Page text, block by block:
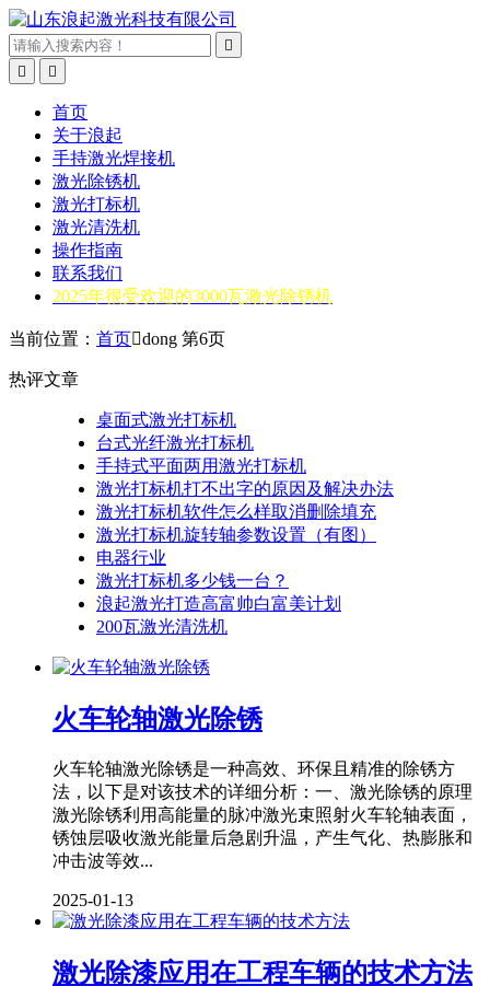



首页
关于浪起
手持激光焊接机
激光除锈机
激光打标机
激光清洗机
操作指南
联系我们
2025年很受欢迎的3000瓦激光除锈机
当前位置： 首页dong 第6页
热评文章
桌面式激光打标机
台式光纤激光打标机
手持式平面两用激光打标机
激光打标机打不出字的原因及解决办法
激光打标机软件怎么样取消删除填充
激光打标机旋转轴参数设置（有图）
电器行业
激光打标机多少钱一台？
浪起激光打造高富帅白富美计划
200瓦激光清洗机
火车轮轴激光除锈
火车轮轴激光除锈是一种高效、环保且精准的除锈方
法，以下是对该技术的详细分析：一、激光除锈的原理
激光除锈利用高能量的脉冲激光束照射火车轮轴表面，
锈蚀层吸收激光能量后急剧升温，产生气化、热膨胀和
冲击波等效...
2025-01-13
激光除漆应用在工程车辆的技术方法